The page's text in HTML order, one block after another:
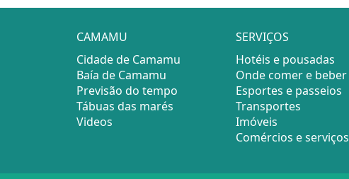
CAMAMU
Cidade de Camamu
Baía de Camamu
Previsão do tempo
Tábuas das marés
Videos
SERVIÇOS
Hotéis e pousadas
Onde comer e beber
Esportes e passeios
Transportes
Imóveis
Comércios e serviços